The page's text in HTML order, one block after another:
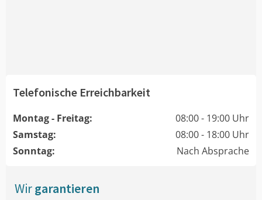
Telefonische Erreichbarkeit
Montag - Freitag:
08:00 - 19:00 Uhr
Samstag:
08:00 - 18:00 Uhr
Sonntag:
Nach Absprache
Wirgarantieren